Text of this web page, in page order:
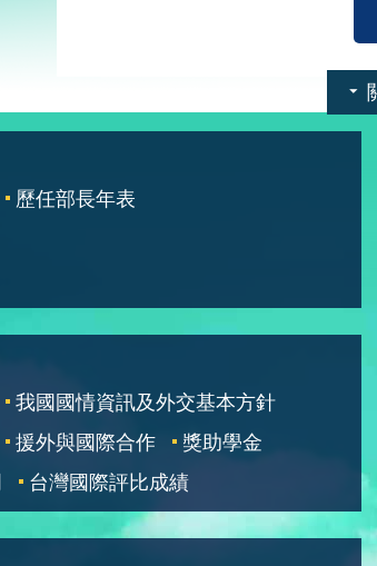
歷任部長年表
我國國情資訊及外交基本方針
援外與國際合作
獎助學金
台灣國際評比成績